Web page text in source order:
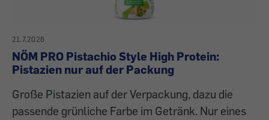
21.7.2026
NÖM PRO Pistachio Style High Protein:
Pistazien nur auf der Packung
Große Pistazien auf der Verpackung, dazu die
passende grünliche Farbe im Getränk. Nur eines